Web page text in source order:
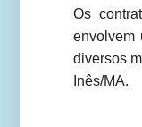
Os
envolvem
diversos
Inês/MA.